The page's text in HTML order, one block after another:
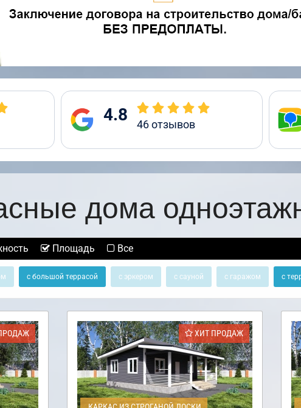
4.8 46отзывов
дома
Площадь Все
с большой террасой с эркером с сауной с гаражом с
ХИТ ПРОДАЖ